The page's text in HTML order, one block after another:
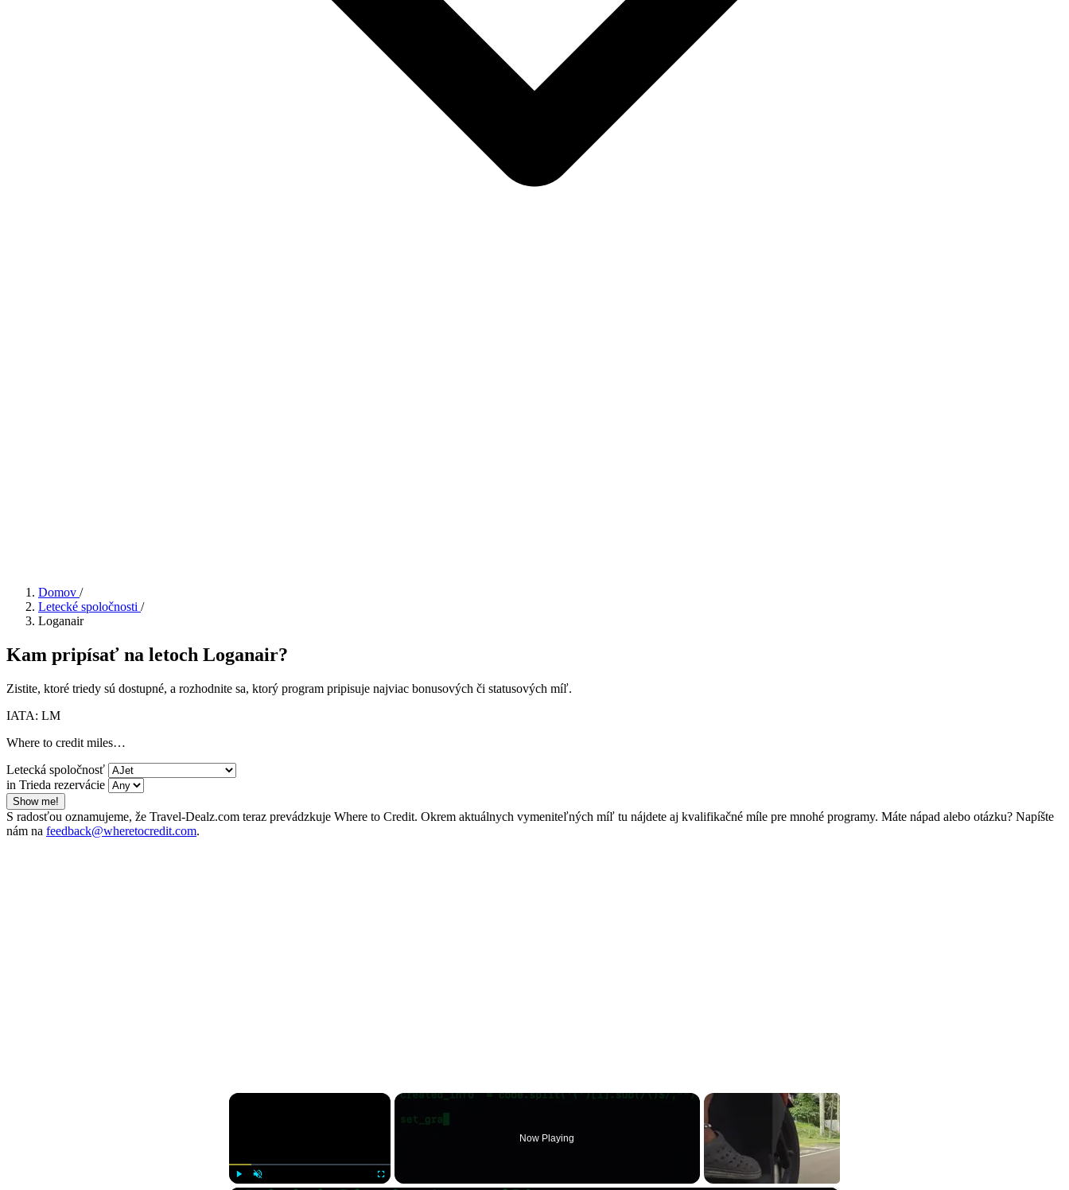
Domov /
Letecké spoločnosti /
Loganair
Kam pripísať na letoch Loganair?
Zistite, ktoré triedy sú dostupné, a rozhodnite sa, ktorý program pripisuje najviac bonusových či statusových míľ.
IATA: LM
Where to credit miles…
Letecká spoločnosť
in Trieda rezervácie
Show me!
S radosťou oznamujeme, že Travel-Dealz.com teraz prevádzkuje Where to Credit. Okrem aktuálnych vymeniteľných míľ tu nájdete aj kvalifikačné míle pre mnohé programy. Máte nápad alebo otázku? Napíšte
nám na feedback@wheretocredit.com.
×
Now Playing